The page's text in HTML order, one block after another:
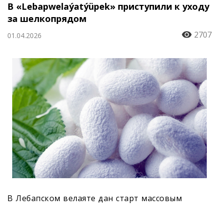
В «Lebapwelaýatýüpek» приступили к уходу
за шелкопрядом
01.04.2026 2707
В Лебапском велаяте дан старт массовым